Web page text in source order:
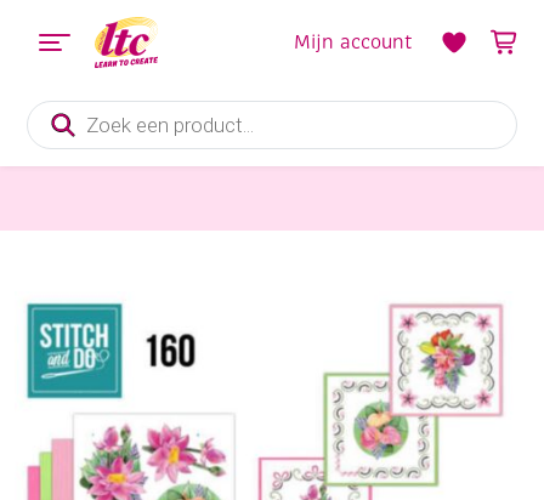
Producten
zoeken
Mijn account